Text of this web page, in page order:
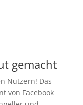
gemacht
Nutzern! Das
von Facebook